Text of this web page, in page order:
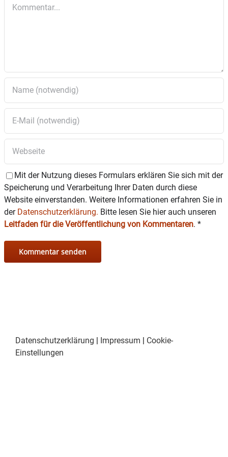
Altenhohenau wieder der Tag der Barmherzigkeit:
gebetet, um 19 Uhr ist die Heilige Messe –
zelebriert von Weihbischof Florian Wörner.
von 20 bis 21.30 Uhr statt.
Mit der Nutzung dieses Formulars erklären Sie sich mit der
Speicherung und Verarbeitung Ihrer Daten durch diese
Website einverstanden. Weitere Informationen erfahren Sie in
der Datenschutzerklärung. Bitte lesen Sie hier auch unseren
Leitfaden für die Veröffentlichung von Kommentaren. *
Datenschutzerklärung | Impressum | Cookie-
Einstellungen